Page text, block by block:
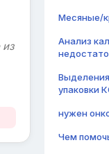
Месяные/
Анализ
упаковки
нужен
Чем